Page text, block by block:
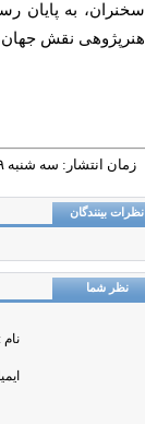
هنرپژوهی نقش جهان،
زمان انتشار: سه شنبه ١٩ آذر ١٣٩٨ - ١٣:٣١ |
نظرات بینندگان
نظر شما
نام :